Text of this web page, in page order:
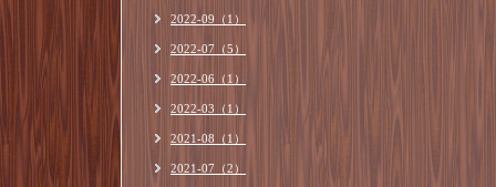
2022-09（1）
2022-07（5）
2022-06（1）
2022-03（1）
2021-08（1）
2021-07（2）